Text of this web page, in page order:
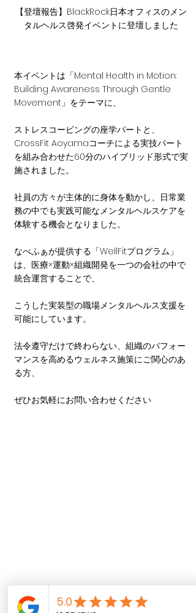
【登壇報告】BlackRock日本オフィスのメン
タルヘルス啓発イベントに登壇しました
本イベントは「Mental Health in Motion:
Building Awareness Through Gentle
Movement」をテーマに、
ストレスコーピングの座学パートと、
CrossFit Aoyamaコーチによる実技パート
を組み合わせた60分のハイブリッド形式で実
施されました。
社員の方々が主体的に身体を動かし、日常業
務の中でも実践可能なメンタルヘルスケアを
体験する機会となりました。
なべふぁが提供する「WellFitプログラム」
は、医療×運動×組織開発を一つの会社の中で
統合運営することで、
こうした実装型の職場メンタルヘルス支援を
可能にしています。
法令遵守だけで終わらない、組織のパフォー
マンスを高めるウェルネス施策にご関心のあ
る方、
ぜひお気軽にお問い合わせください